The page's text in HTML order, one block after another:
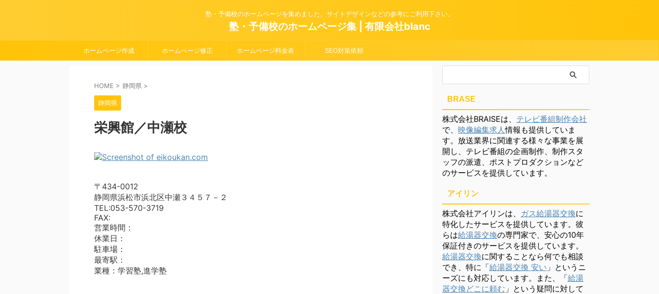
塾・予備校のホームページを集めました。サイトデザインなどの参考にご利用下さい。
塾・予備校のホームページ集 | 有限会社blanc
ホームページ作成 ホームページ修正 ホームページ料金表 SEO対策依頼
HOME > 静岡県 >
静岡県
栄興館／中瀬校
〒434-0012
静岡県浜松市浜北区中瀬３４５７－２
TEL:053-570-3719
FAX:
営業時間：
休業日：
駐車場：
最寄駅：
業種：学習塾,進学塾
BRASE
株式会社BRAISEは、 テレビ番組制作会社
で、 映像編集求人情報も提供していま
す。放送業界に関連する様々な事業を展
開し、テレビ番組の企画制作、制作スタ
ッフの派遣、ポストプロダクションなど
のサービスを提供しています。
アイリン
株式会社アイリンは、 ガス給湯器交換に
特化したサービスを提供しています。彼
らは給湯器交換の専門家で、安心の10年
保証付きのサービスを提供しています。
給湯器交換に関することなら何でも相談
でき、特に「給湯器交換 安い 」というニ
ーズにも対応しています。また、「給湯
器交換どこに頼む 」という疑問に対して